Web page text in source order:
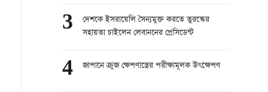
3
দেশকে ইসরায়েলি সৈন্যমুক্ত করতে তুরস্কের
সহায়তা চাইলেন লেবাননের প্রেসিডেন্ট
4 জাপানে ক্রুজ ক্ষেপণাস্ত্রের পরীক্ষামূলক উৎক্ষেপণ